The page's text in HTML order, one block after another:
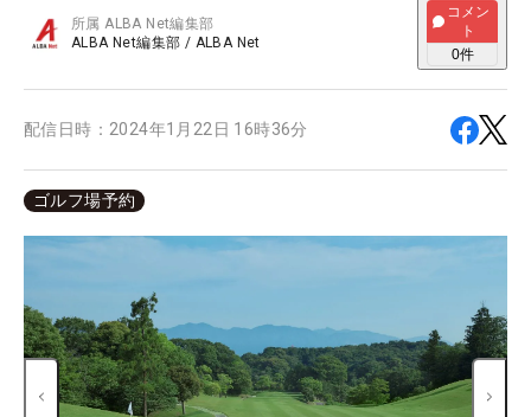
所属ALBA Net編集部
ALBA Net編集部 / ALBA Net
コメン
ト
0件
配信日時： 2024年1月22日 16時36分
ゴルフ場予約